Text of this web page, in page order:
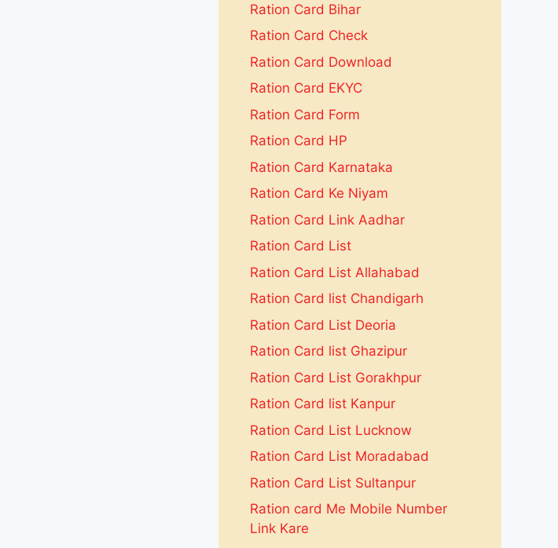
Ration Card Bihar
Ration Card Check
Ration Card Download
Ration Card EKYC
Ration Card Form
Ration Card HP
Ration Card Karnataka
Ration Card Ke Niyam
Ration Card Link Aadhar
Ration Card List
Ration Card List Allahabad
Ration Card list Chandigarh
Ration Card List Deoria
Ration Card list Ghazipur
Ration Card List Gorakhpur
Ration Card list Kanpur
Ration Card List Lucknow
Ration Card List Moradabad
Ration Card List Sultanpur
Ration card Me Mobile Number
Link Kare